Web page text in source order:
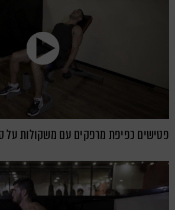
פטישים כפיפת מרפקים עם משקולות על